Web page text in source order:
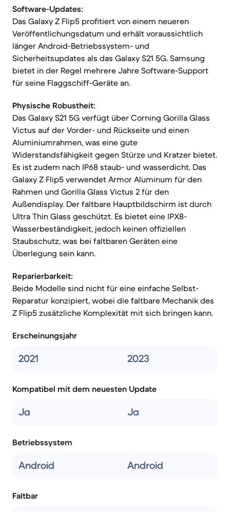
Software-Updates:
Das Galaxy Z Flip5 profitiert von einem neueren
Veröffentlichungsdatum und erhält voraussichtlich
länger Android-Betriebssystem- und
Sicherheitsupdates als das Galaxy S21 5G. Samsung
bietet in der Regel mehrere Jahre Software-Support
für seine Flaggschiff-Geräte an.
Physische Robustheit:
Das Galaxy S21 5G verfügt über Corning Gorilla Glass
Victus auf der Vorder- und Rückseite und einen
Aluminiumrahmen, was eine gute
Widerstandsfähigkeit gegen Stürze und Kratzer bietet.
Es ist zudem nach IP68 staub- und wasserdicht. Das
Galaxy Z Flip5 verwendet Armor Aluminum für den
Rahmen und Gorilla Glass Victus 2 für den
Außendisplay. Der faltbare Hauptbildschirm ist durch
Ultra Thin Glass geschützt. Es bietet eine IPX8-
Wasserbeständigkeit, jedoch keinen offiziellen
Staubschutz, was bei faltbaren Geräten eine
Überlegung sein kann.
Reparierbarkeit:
Beide Modelle sind nicht für eine einfache Selbst-
Reparatur konzipiert, wobei die faltbare Mechanik des
Z Flip5 zusätzliche Komplexität mit sich bringen kann.
Erscheinungsjahr
2021 2023
Kompatibel mit dem neuesten Update
Ja Ja
Betriebssystem
Android Android
Faltbar